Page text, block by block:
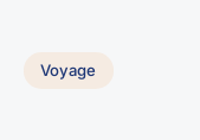
Voyage